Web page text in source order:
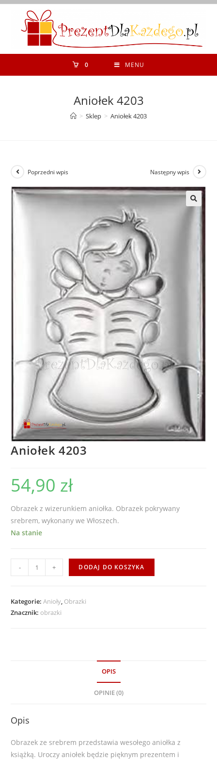
Koniec
0 MENU
Aniołek 4203
> Sklep > Aniołek 4203
Poprzedni wpis Następny wpis
Aniołek 4203
54,90 zł
Obrazek z wizerunkiem aniołka. Obrazek pokrywany
srebrem, wykonany we Włoszech.
Na stanie
-
ilość
Aniołek
+ DODAJ DO KOSZYKA
Kategorie:Anioły, Obrazki
Znacznik: obrazki
OPIS
OPINIE (0)
Opis
Obrazek ze srebrem przedstawia wesołego aniołka z
książką. Uroczy aniołek będzie pięknym prezentem i